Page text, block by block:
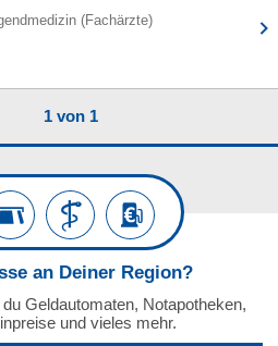
(Fachärzte)
1 von 1
an Deiner Region?
Geldautomaten, Notapotheken,
und vieles mehr.